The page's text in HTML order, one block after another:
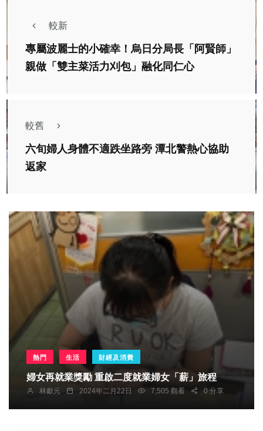
較新
專屬波麗士的小確幸！烏日分局長「阿賢師」
親做「雙主菜活力刈包」融化同仁心
較舊
六旬婦人身體不適跌坐路旁 潭北警熱心協助
返家
熱門 生活 財經及消費
婦女再就業獎勵 重啟二度就業婦女「薪」旅程
林獻元 2024年二月22日 7,505 觀看 0 分享